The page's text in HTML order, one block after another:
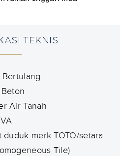
TEKNIS
Bertulang
Air Tanah
duduk merk TOTO/setara
Tile)